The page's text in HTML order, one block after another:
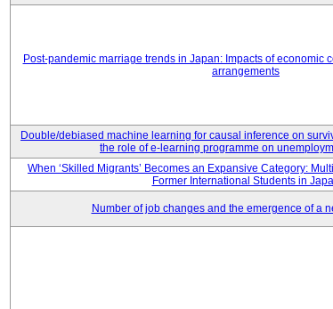
Post-pandemic marriage trends in Japan: Impacts of economic
arrangements
Double/debiased machine learning for causal inference on
the role of e-learning programme on
When ‘Skilled Migrants’ Becomes an Expansive Category:
Former International Students in
Number of job changes and the emergence of a